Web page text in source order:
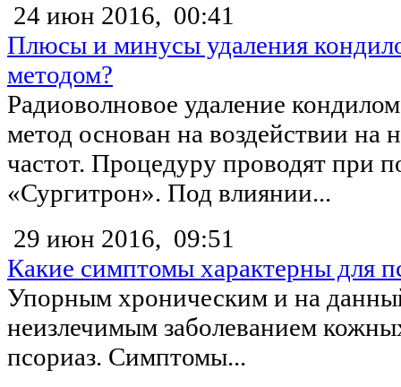
24 июн 2016, 00:41
Плюсы и минусы удаления
методом?
Радиоволновое удаление
метод основан на воздействии на
частот. Процедуру проводят при
«Сургитрон». Под влиянии...
29 июн 2016, 09:51
Какие симптомы характерны для
Упорным хроническим и на
неизлечимым заболеванием
псориаз. Симптомы...